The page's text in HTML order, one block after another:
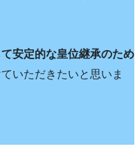
安定的な皇位継承のため
いただきたいと思いま